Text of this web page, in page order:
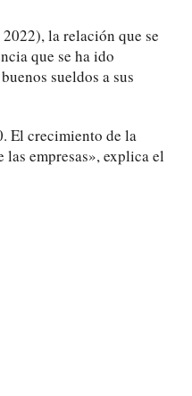
la relación que se
que se ha ido
sueldos a sus
El crecimiento de la
empresas», explica el